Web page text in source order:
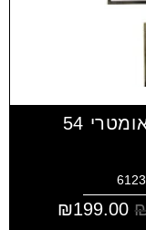
54
₪199.00